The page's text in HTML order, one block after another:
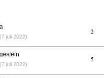
juli 2022)
2
juli 2022)
5